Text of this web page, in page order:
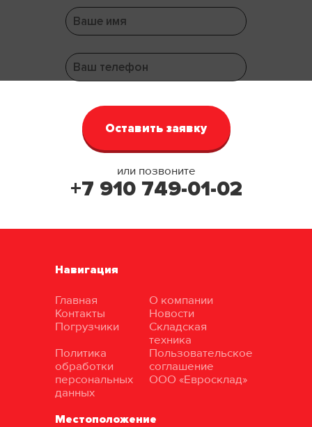
или позвоните
+7 910 749-01-02
Навигация
Главная
О компании
Контакты
Новости
Погрузчики
Складская
техника
Политика
обработки
персональных
данных
Пользовательское
соглашение
ООО «Евросклад»
Местоположение